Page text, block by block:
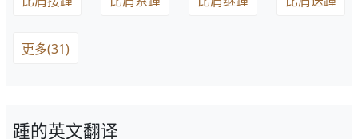
更多(31)
踵的英文翻译